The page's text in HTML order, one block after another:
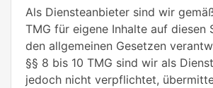
Als Diensteanbieter sind wir
TMG für eigene Inhalte auf diesen
den allgemeinen Gesetzen
§§ 8 bis 10 TMG sind wir als
jedoch nicht verpflichtet,